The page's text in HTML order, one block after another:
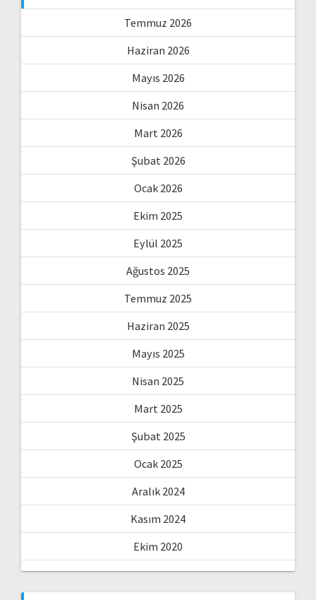
Temmuz 2026
Haziran 2026
Mayıs 2026
Nisan 2026
Mart 2026
Şubat 2026
Ocak 2026
Ekim 2025
Eylül 2025
Ağustos 2025
Temmuz 2025
Haziran 2025
Mayıs 2025
Nisan 2025
Mart 2025
Şubat 2025
Ocak 2025
Aralık 2024
Kasım 2024
Ekim 2020